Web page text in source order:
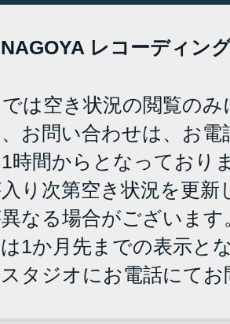
レコーディン
では空き状況の閲覧の
、お問い合わせは、お
1時間からとなっており
入り次第空き状況を更
なる場合がございます
は1か月先までの表示と
タジオにお電話にて